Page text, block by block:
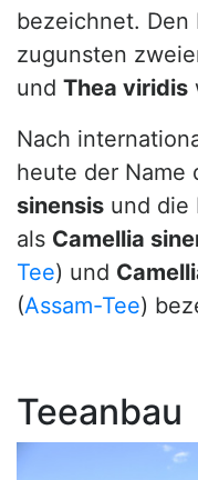
bezeichnet. Den
zugunsten
und Thea viridis
Nach
heute der Name
sinensis und die
als Camellia
Tee) und
(Assam-Tee)
Teeanbau